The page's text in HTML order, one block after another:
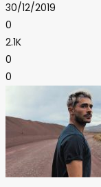
30/12/2019
0
2.1K
0
0